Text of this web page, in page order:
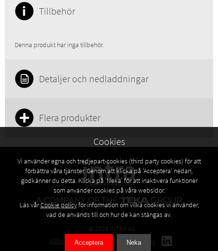
Tillbehör
Denna produkt har inga tillbehör.
Detaljer och nedladdningar
Flera produkter
© 2026 INTRA AS
Villkor
Privacy policy Cookies policy
Cookies
Vi använder egna och tredjepart-cookies (third party cookies) för att
förbättra våra tjänster. Genom att klicka på 'Acceptera' nedan,
godkänner du detta. Klicka på 'Neka' för att inaktivera funktioner
som använder cookies på våra websidor.
Läs vårCookie policyför information om vilka cookies vi använder,
vad de används till och hur de kan stängas av.
Acceptera Neka